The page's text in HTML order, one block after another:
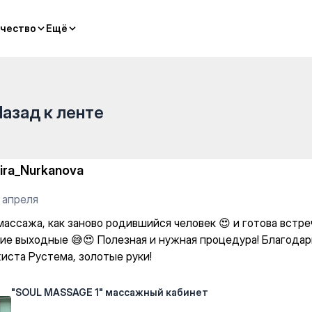
Ещё
Ещё
кабинет — General and
к ленте
апреля
как заново родившийся человек 😍 и готова
выходные 😅😍 Полезная и нужная процедура!
Рустема, золотые руки!
"SOUL MASSAGE 1" массажный кабинет